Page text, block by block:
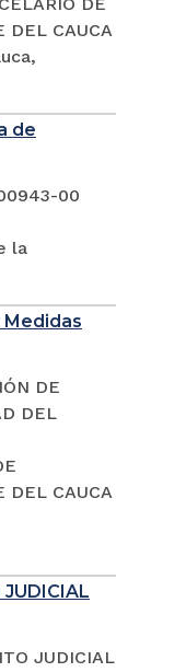
DEL CAUCA
de
00
la
Medidas
DE
DEL
DEL CAUCA
JUDICIAL
JUDICIAL